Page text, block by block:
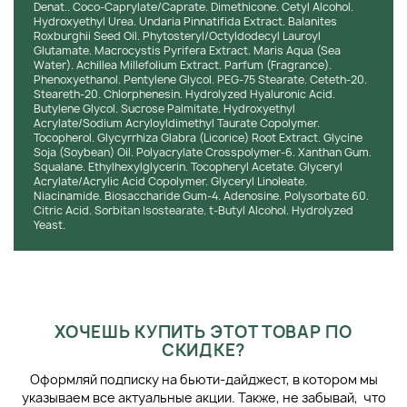
Ускоряет регенерацию тканей и их восстановление.
Активные компоненты:
Экстракт тысячелистника стимулирует клеточное
обновление;
Ультрафильтрат клеток коричневых водорослей;
Полисахариды кукурузы защищают от загрязнений и
тяжелых металлов.
Способ применения:
Использовать утром и вечером, наносите на очищенное
лицо без макияжа утром перед солнцезащитным кремом
Denat.. Coco-Caprylate/Caprate. Dimethicone. Cetyl Alcohol.
Hydroxyethyl Urea. Undaria Pinnatifida Extract. Balanites
Roxburghii Seed Oil. Phytosteryl/Octyldodecyl Lauroyl
Glutamate. Macrocystis Pyrifera Extract. Maris Aqua (Sea
Water). Achillea Millefolium Extract. Parfum (Fragrance).
Phenoxyethanol. Pentylene Glycol. PEG-75 Stearate. Ceteth-20.
Steareth-20. Chlorphenesin. Hydrolyzed Hyaluronic Acid.
Butylene Glycol. Sucrose Palmitate. Hydroxyethyl
Acrylate/Sodium Acryloyldimethyl Taurate Copolymer.
Tocopherol. Glycyrrhiza Glabra (Licorice) Root Extract. Glycine
Soja (Soybean) Oil. Polyacrylate Crosspolymer-6. Xanthan Gum.
Squalane. Ethylhexylglycerin. Tocopheryl Acetate. Glyceryl
Acrylate/Acrylic Acid Copolymer. Glyceryl Linoleate.
Niacinamide. Biosaccharide Gum-4. Adenosine. Polysorbate 60.
Citric Acid. Sorbitan Isostearate. t-Butyl Alcohol. Hydrolyzed
Yeast.
ХОЧЕШЬ КУПИТЬ ЭТОТ ТОВАР ПО
СКИДКЕ?
Оформляй подписку на бьюти-дайджест, в котором мы
указываем все актуальные акции. Также, не забывай, что